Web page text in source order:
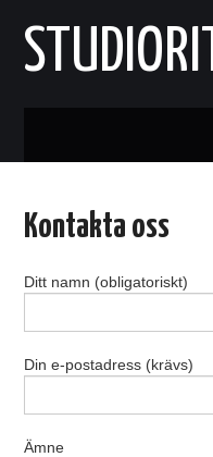
Kontakta oss
Ditt namn (obligatoriskt)
Din e-postadress (krävs)
Ämne